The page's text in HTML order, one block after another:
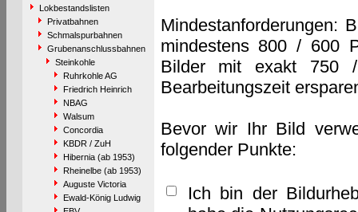
Lokbestandslisten
Privatbahnen
Schmalspurbahnen
Grubenanschlussbahnen
Steinkohle
Ruhrkohle AG
Friedrich Heinrich
NBAG
Walsum
Concordia
KBDR / ZuH
Hibernia (ab 1953)
Rheinelbe (ab 1953)
Auguste Victoria
Ewald-König Ludwig
Mindestanforderungen:
mindestens 800 / 600
Bilder mit exakt 750
Bearbeitungszeit
Bevor wir Ihr Bild
folgender Punkte:
Ich bin der